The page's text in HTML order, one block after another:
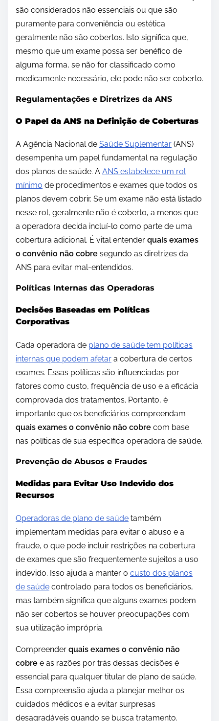
são considerados não essenciais ou que são
puramente para conveniência ou estética
geralmente não são cobertos. Isto significa que,
mesmo que um exame possa ser benéfico de
alguma forma, se não for classificado como
medicamente necessário, ele pode não ser coberto.
Regulamentações e Diretrizes da ANS
O Papel da ANS na Definição de Coberturas
A Agência Nacional de Saúde Suplementar (ANS)
desempenha um papel fundamental na regulação
dos planos de saúde. A ANS estabelece um rol
mínimo de procedimentos e exames que todos os
planos devem cobrir. Se um exame não está listado
nesse rol, geralmente não é coberto, a menos que
a operadora decida incluí-lo como parte de uma
cobertura adicional. É vital entender quais exames
o convênio não cobre segundo as diretrizes da
ANS para evitar mal-entendidos.
Políticas Internas das Operadoras
Decisões Baseadas em Políticas
Corporativas
Cada operadora de plano de saúde tem políticas
internas que podem afetar a cobertura de certos
exames. Essas políticas são influenciadas por
fatores como custo, frequência de uso e a eficácia
comprovada dos tratamentos. Portanto, é
importante que os beneficiários compreendam
quais exames o convênio não cobre com base
nas políticas de sua específica operadora de saúde.
Prevenção de Abusos e Fraudes
Medidas para Evitar Uso Indevido dos
Recursos
Operadoras de plano de saúde também
implementam medidas para evitar o abuso e a
fraude, o que pode incluir restrições na cobertura
de exames que são frequentemente sujeitos a uso
indevido. Isso ajuda a manter o custo dos planos
de saúde controlado para todos os beneficiários,
mas também significa que alguns exames podem
não ser cobertos se houver preocupações com
sua utilização imprópria.
Compreender quais exames o convênio não
cobre e as razões por trás dessas decisões é
essencial para qualquer titular de plano de saúde.
Essa compreensão ajuda a planejar melhor os
cuidados médicos e a evitar surpresas
desagradáveis quando se busca tratamento.